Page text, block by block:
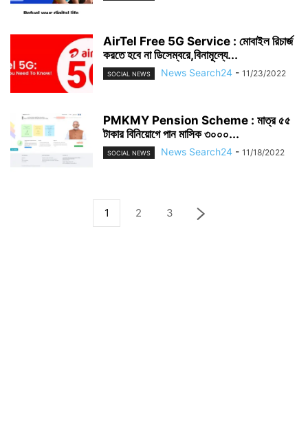
AirTel Free 5G Service : মোবাইল রিচার্জ
করতে হবে না ডিসেম্বরে,বিনামূল্যে...
SOCIAL NEWS News Search24 - 11/23/2022
PMKMY Pension Scheme : মাত্র ৫৫
টাকার বিনিয়োগে পান মাসিক ৩০০০...
SOCIAL NEWS News Search24 - 11/18/2022
1 2 3